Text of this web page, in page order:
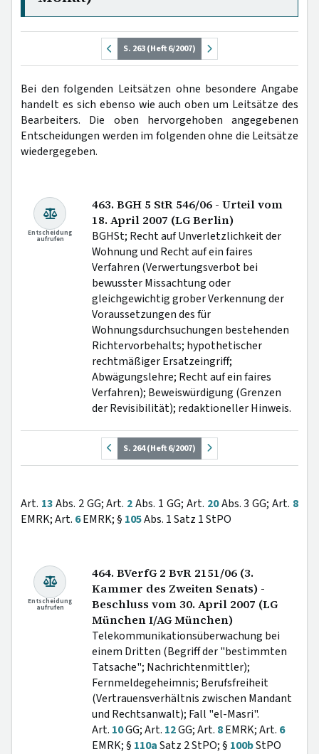
S. 263 (Heft 6/2007)
Bei den folgenden Leitsätzen ohne besondere Angabe
handelt es sich ebenso wie auch oben um Leitsätze des
Bearbeiters. Die oben hervorgehoben angegebenen
Entscheidungen werden im folgenden ohne die Leitsätze
wiedergegeben.
Entscheidung
aufrufen
463. BGH 5 StR 546/06 - Urteil vom
18. April 2007 (LG Berlin)
BGHSt; Recht auf Unverletzlichkeit der
Wohnung und Recht auf ein faires
Verfahren (Verwertungsverbot bei
bewusster Missachtung oder
gleichgewichtig grober Verkennung der
Voraussetzungen des für
Wohnungsdurchsuchungen bestehenden
Richtervorbehalts; hypothetischer
rechtmäßiger Ersatzeingriff;
Abwägungslehre; Recht auf ein faires
Verfahren); Beweiswürdigung (Grenzen
der Revisibilität); redaktioneller Hinweis.
S. 264 (Heft 6/2007)
Art. 13Abs. 2 GG; Art. 2Abs. 1 GG; Art. 20Abs. 3 GG; Art. 8
EMRK; Art. 6EMRK; § 105Abs. 1 Satz 1 StPO
Entscheidung
aufrufen
464. BVerfG 2 BvR 2151/06 (3.
Kammer des Zweiten Senats) -
Beschluss vom 30. April 2007 (LG
München I/AG München)
Telekommunikationsüberwachung bei
einem Dritten (Begriff der "bestimmten
Tatsache"; Nachrichtenmittler);
Fernmeldegeheimnis; Berufsfreiheit
(Vertrauensverhältnis zwischen Mandant
und Rechtsanwalt); Fall "el-Masri".
Art. 10GG; Art. 12GG; Art. 8EMRK; Art. 6
EMRK; § 110aSatz 2 StPO; § 100bStPO